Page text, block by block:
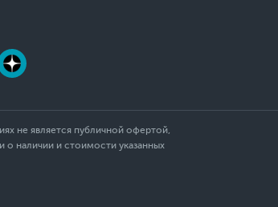
не является публичной офертой,
наличии и стоимости указанных